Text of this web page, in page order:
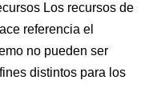
Los recursos de
referencia el
no pueden ser
distintos para los